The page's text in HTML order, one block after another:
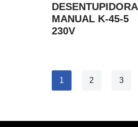
DESENTUPIDORA
MANUAL K-45-5
230V
1 2 3